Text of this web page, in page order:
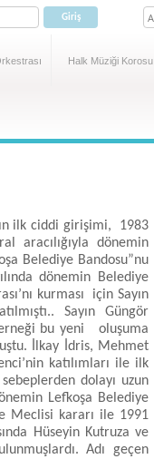
Halk Müziği Korosu
ilk ciddi girişimi, 1983
aracılığıyla dönemin
Belediye Bandosu”nu
dönemin Belediye
kurması için Sayın
Sayın Güngör
bu yeni oluşuma
İlkay İdris, Mehmet
katılımları ile ilk
dolayı uzun
Lefkoşa Belediye
Meclisi kararı ile 1991
Hüseyin Kutruza ve
Adı geçen